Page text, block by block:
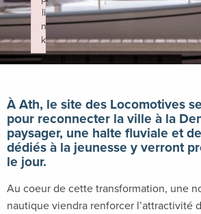
À Ath, le site des Locomotives
pour reconnecter la ville à la
paysager, une halte fluviale et
dédiés à la jeunesse y verront
le jour.
Au coeur de cette transformation, une
nautique viendra renforcer l’attractivité
li
n
k
Failed to initialize plugin: wplink